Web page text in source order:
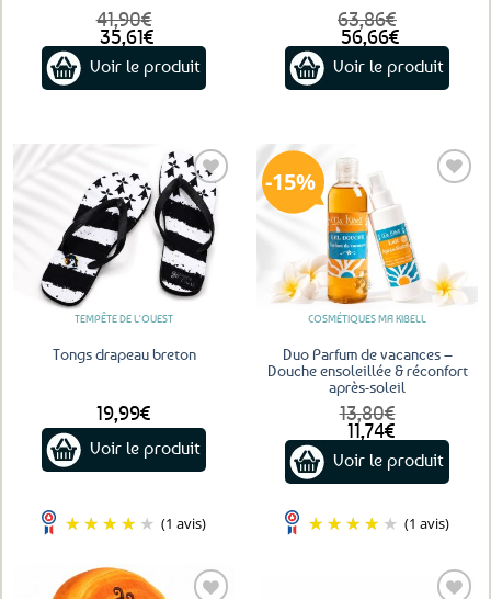
41,90€
Le
prix
initial
35,61€
Le
prix
actuel
Voir le produit
63,86€
Le
prix
initial
56,66€
Le
prix
actuel
Voir le produit
Ajouter
aux
favoris
TEMPÊTE DE L'OUEST
Tongs drapeau breton
19,99€
Voir le produit
variations.
(1 avis)
15%
COSMÉTIQUES MA KIBELL
Duo Parfum de vacances –
Douche ensoleillée & réconfort
après-soleil
13,80€
Le
prix
initial
11,74€
Le
prix
actuel
Voir le produit
(1 avis)